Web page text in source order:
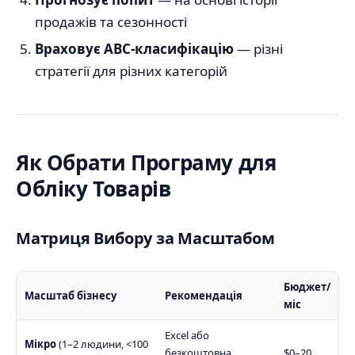
продажів та сезонності
Враховує ABC-класифікацію— різні
стратегії для різних категорій
Як Обрати Програму для
Обліку Товарів
Матриця Вибору за Масштабом
Масштаб бізнесу Рекомендація
Бюджет/
міс
Мікро(1–2 людини, <100
Excel або